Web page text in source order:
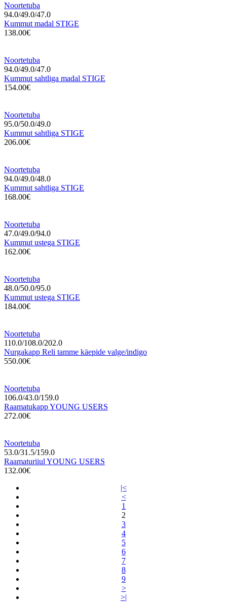
Noortetuba
94.0/49.0/47.0
Kummut madal STIGE
138.00€
Noortetuba
94.0/49.0/47.0
Kummut sahtliga madal STIGE
154.00€
Noortetuba
95.0/50.0/49.0
Kummut sahtliga STIGE
206.00€
Noortetuba
94.0/49.0/48.0
Kummut sahtliga STIGE
168.00€
Noortetuba
47.0/49.0/94.0
Kummut ustega STIGE
162.00€
Noortetuba
48.0/50.0/95.0
Kummut ustega STIGE
184.00€
Noortetuba
110.0/108.0/202.0
Nurgakapp Reli tamme käepide valge/indigo
550.00€
Noortetuba
106.0/43.0/159.0
Raamatukapp YOUNG USERS
272.00€
Noortetuba
53.0/31.5/159.0
Raamaturiiul YOUNG USERS
132.00€
|<
<
1
2
3
4
5
6
7
8
9
>
>|